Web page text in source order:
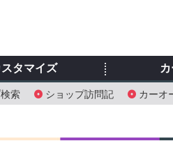
索 ショップ訪問記 カーオ
スタマイズ